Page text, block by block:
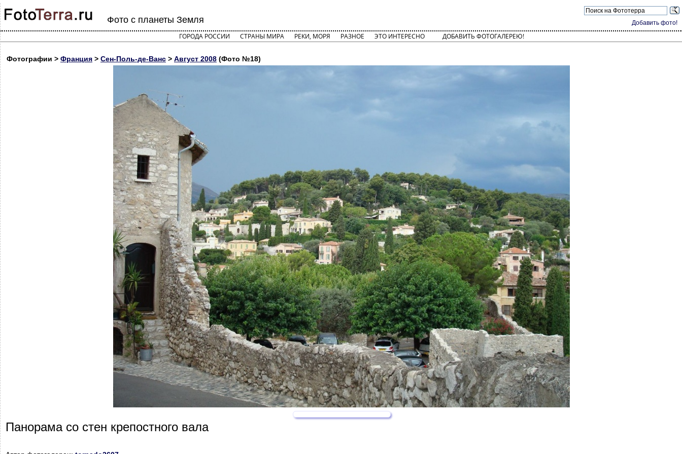
Добавить фото!
Фото с планеты Земля
ГОРОДА РОССИИ СТРАНЫ МИРА РЕКИ, МОРЯ РАЗНОЕ ЭТО ИНТЕРЕСНО ДОБАВИТЬ ФОТОГАЛЕРЕЮ!
Фотографии > Франция > Сен-Поль-де-Ванс > Август 2008 (Фото №18)
Панорама со стен крепостного вала